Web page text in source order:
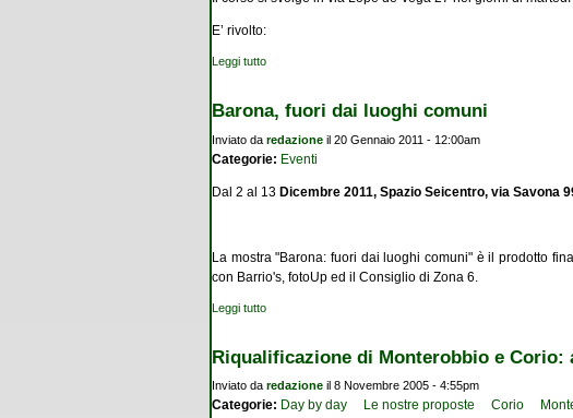
E’ rivolto:
Leggi tutto
Barona, fuori dai luoghi comuni
Inviato da redazione il 20 Gennaio 2011 - 12:00am
Categorie: Eventi
Dal 2 al 13 Dicembre 2011, Spazio Seicentro, via Savona
La mostra "Barona: fuori dai luoghi comuni" è il prodotto
con Barrio's, fotoUp ed il Consiglio di Zona 6.
Leggi tutto
Riqualificazione di Monterobbio e Corio:
Inviato da redazione il 8 Novembre 2005 - 4:55pm
Categorie: Day by day Le nostre proposte Corio